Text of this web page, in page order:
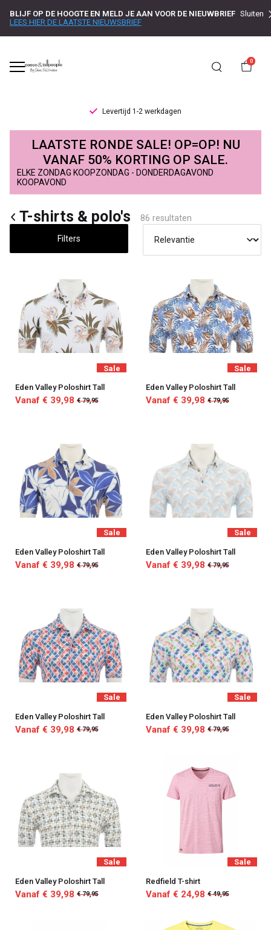
BLIJF OP DE HOOGTE EN MELD JE AAN VOOR DE NIEUWBRIEF
LEES HIER DE LAATSTE NIEUWSBRIEF
Sluiten
0
Levertijd 1-2 werkdagen
T-
shirts
&
polo's
LAATSTE RONDE SALE! OP=OP! NU
VANAF 50% KORTING OP SALE.
ELKE ZONDAG KOOPZONDAG - DONDERDAGAVOND
KOOPAVOND
T-shirts & polo's 86 resultaten
Filters
Sale
Eden Valley Poloshirt Tall
Vanaf € 39,98 € 79,95
Sale
Eden Valley Poloshirt Tall
Vanaf € 39,98 € 79,95
Sale
Eden Valley Poloshirt Tall
Vanaf € 39,98 € 79,95
Sale
Eden Valley Poloshirt Tall
Vanaf € 39,98 € 79,95
Sale
Eden Valley Poloshirt Tall
Vanaf € 39,98 € 79,95
Sale
Eden Valley Poloshirt Tall
Vanaf € 39,98 € 79,95
Sale
Eden Valley Poloshirt Tall
Vanaf € 39,98 € 79,95
Sale
Redfield T-shirt
Vanaf € 24,98 € 49,95